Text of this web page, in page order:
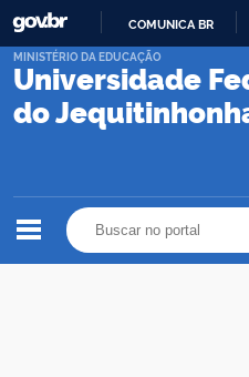
COMUNICA BR
Universidade
do
MINISTÉRIO DA EDUCAÇÃO